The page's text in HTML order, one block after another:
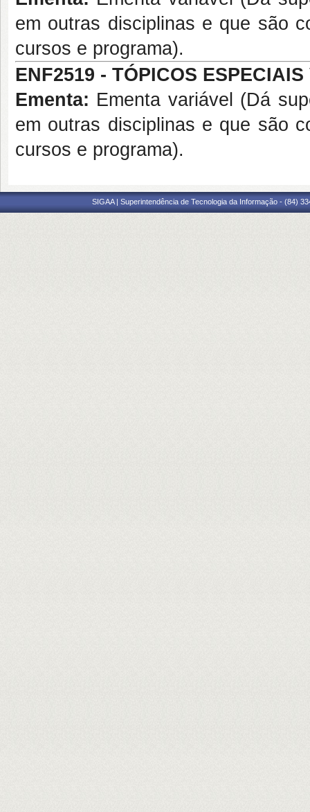
em outras disciplinas e que são
cursos e programa).
ENF2519 - TÓPICOS
Ementa: Ementa variável (Dá
em outras disciplinas e que são
cursos e programa).
SIGAA | Superintendência de Tecnologia da Informação - (84)